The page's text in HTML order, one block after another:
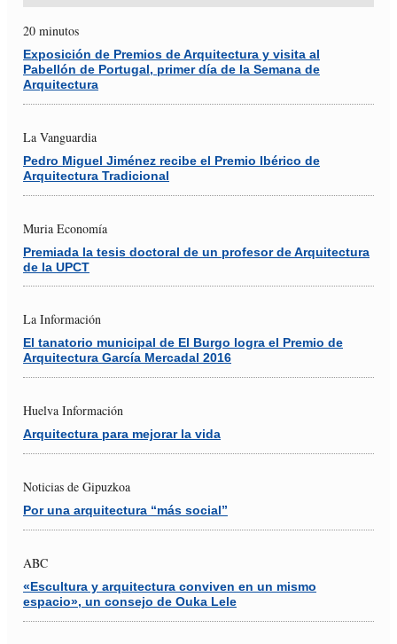
20 minutos
Exposición de Premios de Arquitectura y visita al
Pabellón de Portugal, primer día de la Semana de
Arquitectura
La Vanguardia
Pedro Miguel Jiménez recibe el Premio Ibérico de
Arquitectura Tradicional
Muria Economía
Premiada la tesis doctoral de un profesor de Arquitectura
de la UPCT
La Información
El tanatorio municipal de El Burgo logra el Premio de
Arquitectura García Mercadal 2016
Huelva Información
Arquitectura para mejorar la vida
Noticias de Gipuzkoa
Por una arquitectura “más social”
ABC
«Escultura y arquitectura conviven en un mismo
espacio», un consejo de Ouka Lele